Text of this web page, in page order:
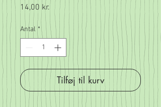
14,00 kr. Pris
Antal *
Tilføj til kurv